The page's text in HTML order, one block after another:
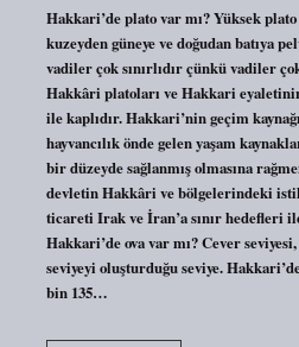
Hakkari’de plato var mı? Yüksek
kuzeyden güneye ve doğudan batıya
vadiler çok sınırlıdır çünkü vadiler
Hakkâri platoları ve Hakkari
ile kaplıdır. Hakkari’nin geçim
hayvancılık önde gelen yaşam
bir düzeyde sağlanmış olmasına
devletin Hakkâri ve bölgelerindeki
ticareti Irak ve İran’a sınır hedefleri
Hakkari’de ova var mı? Cever
seviyeyi oluşturduğu seviye.
bin 135…